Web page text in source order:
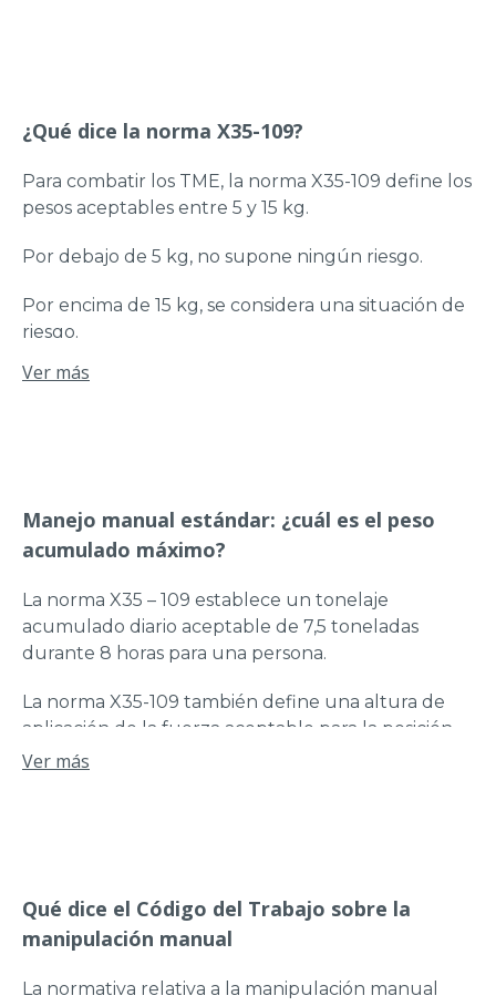
ahora los umbrales que no deben superarse:
Esta norma se refiere a las actividades de
«manipulación manual
distinción de sexo
No se aplica en situaciones muy degradadas o
que impliquen nuevos riesgos: pendientes o
escaleras, etc.
No se aplica a cargas inferiores a 3 kg.
¿Qué dice la norma X35-109?
Para combatir los TME, la norma X35-109 define los
pesos aceptables entre 5 y 15 kg.
Por debajo de 5 kg, no supone ningún riesgo.
Por encima de 15 kg, se considera una situación de
riesgo.
Por encima de 25 kg, estamos en la zona
Ver más
Manejo manual estándar: ¿cuál es el peso
acumulado máximo?
La norma X35 – 109 establece un tonelaje
acumulado diario aceptable de 7,5 toneladas
durante 8 horas para una persona.
La norma X35-109 también define una altura de
aplicación de la fuerza aceptable para la posición
de la mano entre 0,75 y 1,10 m.
Ver más
Qué dice el Código del Trabajo sobre la
manipulación manual
La normativa relativa a la manipulación manual